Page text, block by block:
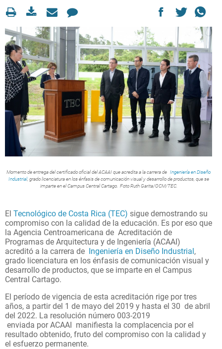
Momento de entrega del certificado oficial del ACAAI que acredita a la carrera de Ingeniería en Diseño
Industrial, grado licenciatura en los énfasis de comunicación visual y desarrollo de productos, que se
imparte en el Campus Central Cartago. Foto Ruth Garita/OCM/TEC.
El Tecnológico de Costa Rica (TEC) sigue demostrando su
compromiso con la calidad de la educación. Es por eso que
la Agencia Centroamericana de Acreditación de
Programas de Arquitectura y de Ingeniería (ACAAI)
acreditó a la carrera de Ingeniería en Diseño Industrial,
grado licenciatura en los énfasis de comunicación visual y
desarrollo de productos, que se imparte en el Campus
Central Cartago.
El período de vigencia de esta acreditación rige por tres
años, a partir del 1 de mayo del 2019 y hasta el 30 de abril
del 2022. La resolución número 003-2019
enviada por ACAAI manifiesta la complacencia por el
resultado obtenido, fruto del compromiso con la calidad y
el esfuerzo permanente.